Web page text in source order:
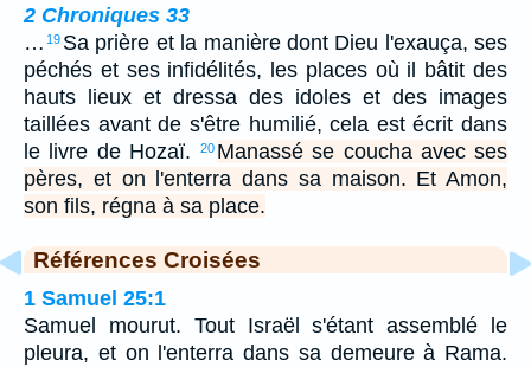
2 Chroniques 33
… 19 Sa prière et la manière dont Dieu l'exauça, ses
péchés et ses infidélités, les places où il bâtit des
hauts lieux et dressa des idoles et des images
taillées avant de s'être humilié, cela est écrit dans
le livre de Hozaï.
20 Manassé se coucha avec ses
pères, et on l'enterra dans sa maison. Et Amon,
son fils, régna à sa place.
Références Croisées
1 Samuel 25:1
Samuel mourut. Tout Israël s'étant assemblé le
pleura, et on l'enterra dans sa demeure à Rama.